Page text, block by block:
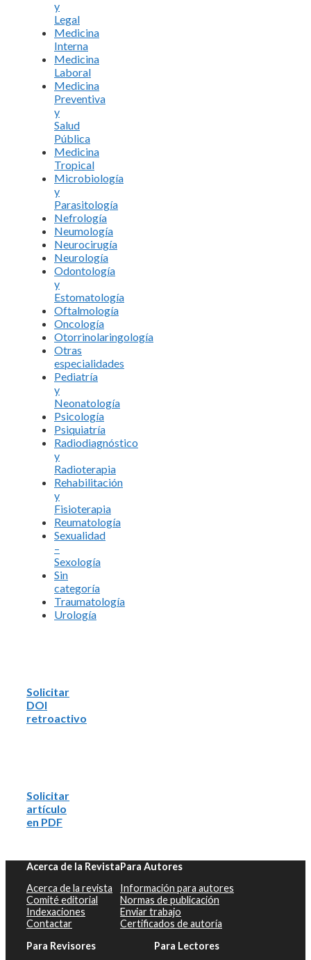
y
Legal
Medicina
Interna
Medicina
Laboral
Medicina
Preventiva
y
Salud
Pública
Medicina
Tropical
Microbiología
y
Parasitología
Nefrología
Neumología
Neurocirugía
Neurología
Odontología
y
Estomatología
Oftalmología
Oncología
Otorrinolaringología
Otras
especialidades
Pediatría
y
Neonatología
Psicología
Psiquiatría
Radiodiagnóstico
y
Radioterapia
Rehabilitación
y
Fisioterapia
Reumatología
Sexualidad
–
Sexología
Sin
categoría
Traumatología
Urología
Solicitar
DOI
retroactivo
Solicitar
artículo
en PDF
Acerca de la Revista
Acerca de la revista
Comité editorial
Indexaciones
Contactar
Para Autores
Información para autores
Normas de publicación
Enviar trabajo
Certificados de autoría
Para Revisores
Para Lectores